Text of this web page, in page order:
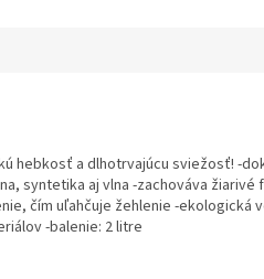
hebkosť a dlhotrvajúcu sviežosť! -
syntetika aj vlna -zachováva žiarivé
čím uľahčuje žehlenie -ekologická
-balenie: 2 litre